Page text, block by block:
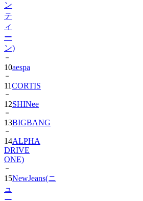
ン
テ
ィ
ー
ン)
10aespa
11CORTIS
12SHINee
13BIGBANG
14ALPHA
DRIVE
ONE)
15NewJeans(ニ
ュ